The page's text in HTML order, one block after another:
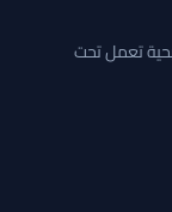
تعمل تحت